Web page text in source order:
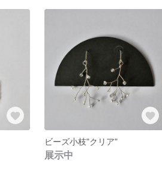
ビーズ小枝"クリア"
展示中